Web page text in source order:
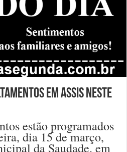
em Assis neste
estão programados
dia 15 de março,
da Saudade, em